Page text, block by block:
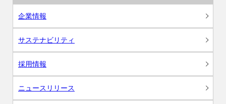
企業情報
サステナビリティ
採用情報
ニュースリリース